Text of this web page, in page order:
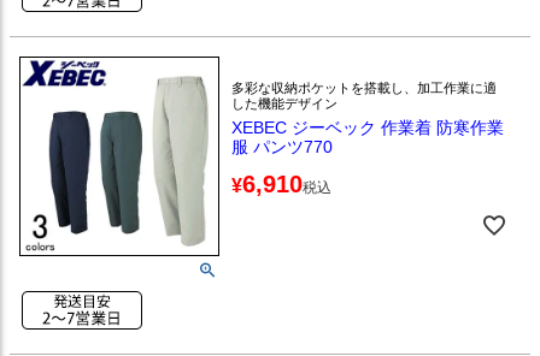
多彩な収納ポケットを搭載し、加工作業に適
した機能デザイン
XEBEC ジーベック 作業着 防寒作業
服 パンツ770
¥6,910税込